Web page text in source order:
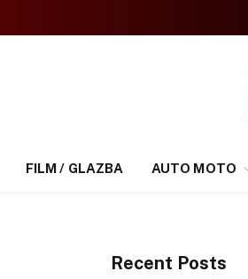
FILM / GLAZBA AUTO MOTO
Recent Posts